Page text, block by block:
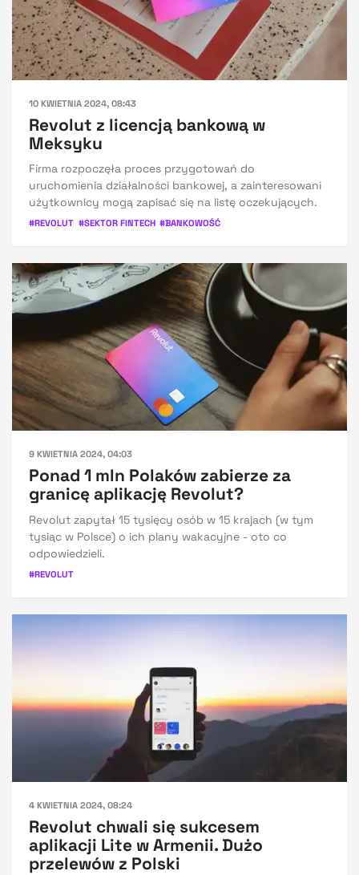
10 KWIETNIA 2024, 08:43
Revolut z licencją bankową w
Meksyku
Firma rozpoczęła proces przygotowań do
uruchomienia działalności bankowej, a zainteresowani
użytkownicy mogą zapisać się na listę oczekujących.
#REVOLUT #SEKTOR FINTECH #BANKOWOŚĆ
9 KWIETNIA 2024, 04:03
Ponad 1 mln Polaków zabierze za
granicę aplikację Revolut?
Revolut zapytał 15 tysięcy osób w 15 krajach (w tym
tysiąc w Polsce) o ich plany wakacyjne - oto co
odpowiedzieli.
#REVOLUT
4 KWIETNIA 2024, 08:24
Revolut chwali się sukcesem
aplikacji Lite w Armenii. Dużo
przelewów z Polski